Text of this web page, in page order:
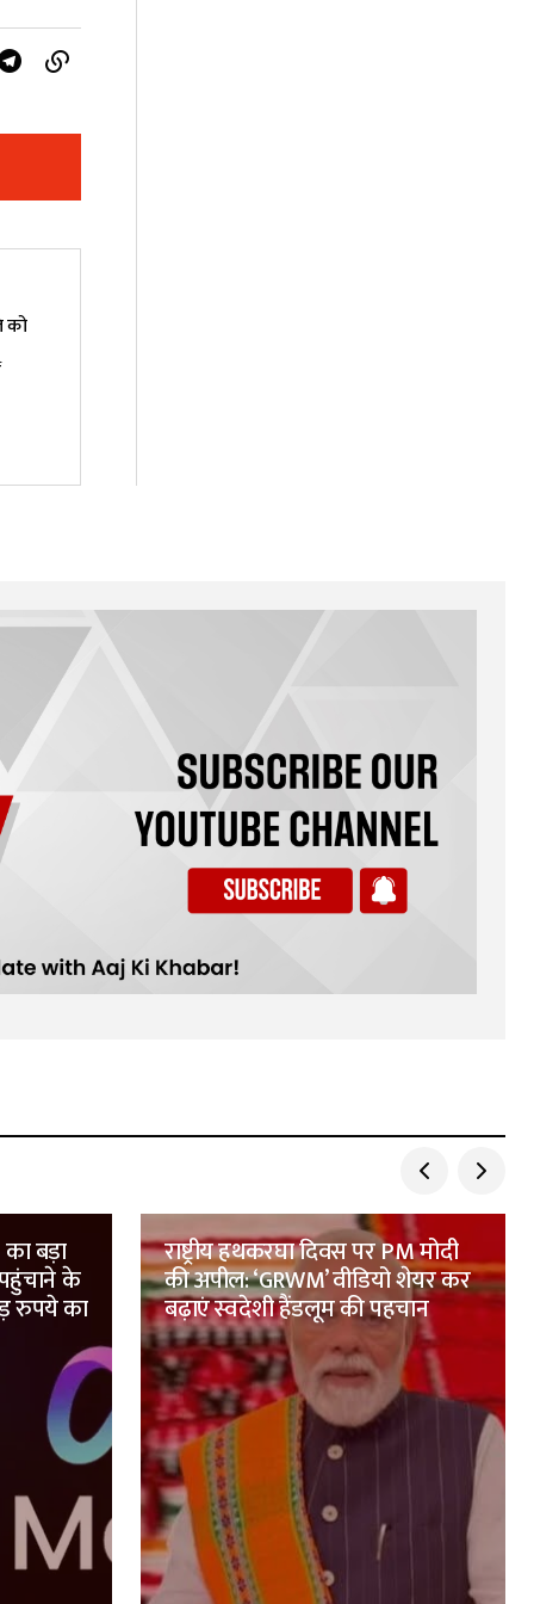
को
बड़ा
के
रुपये का
राष्ट्रीय हथकरघा दिवस पर PM मोदी
की अपील: ‘GRWM’ वीडियो शेयर कर
बढ़ाएं स्वदेशी हैंडलूम की पहचान